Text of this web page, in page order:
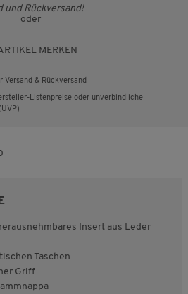
und Rückversand!
oder
MERKEN
Versand & Rückversand
Listenpreise oder unverbindliche
Insert aus Leder
Taschen
Griff